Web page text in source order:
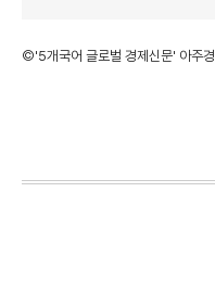
©'5개국어 글로벌 경제신문' 아주경